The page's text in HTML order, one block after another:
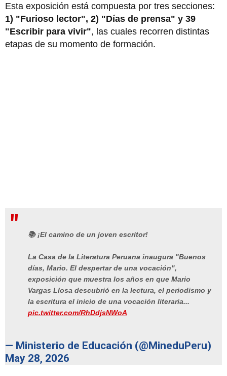
Esta exposición está compuesta por tres secciones:
1) "Furioso lector", 2) "Días de prensa" y 39
"Escribir para vivir", las cuales recorren distintas
etapas de su momento de formación.
📚 ¡El camino de un joven escritor!
La Casa de la Literatura Peruana inaugura "Buenos
días, Mario. El despertar de una vocación",
exposición que muestra los años en que Mario
Vargas Llosa descubrió en la lectura, el periodismo y
la escritura el inicio de una vocación literaria...
pic.twitter.com/RhDdjsNWoA
— Ministerio de Educación (@MineduPeru)
May 28, 2026